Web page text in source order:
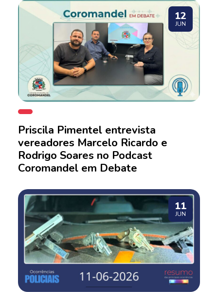
12
JUN
Priscila Pimentel entrevista
vereadores Marcelo Ricardo e
Rodrigo Soares no Podcast
Coromandel em Debate
11
JUN